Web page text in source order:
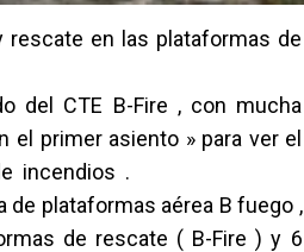
en las plataformas de
del CTE B-Fire , con mucha
el primer asiento » para ver el
incendios .
de plataformas aérea B fuego ,
de rescate ( B-Fire ) y 6